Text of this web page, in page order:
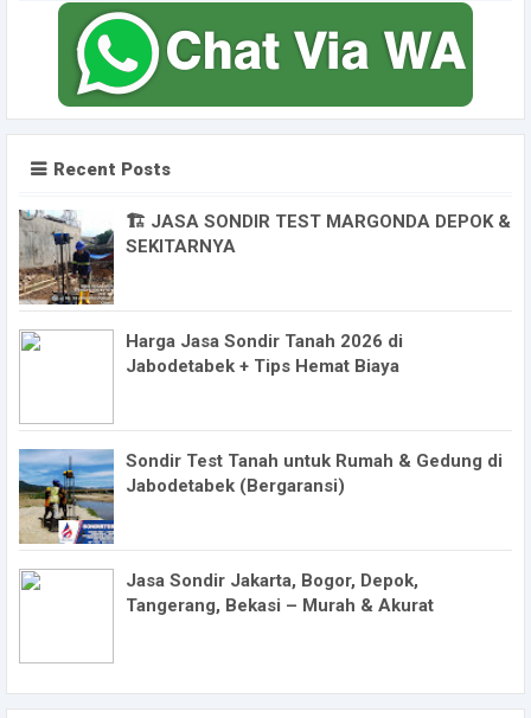
Recent Posts
🏗️ JASA SONDIR TEST MARGONDA DEPOK &
SEKITARNYA
Harga Jasa Sondir Tanah 2026 di
Jabodetabek + Tips Hemat Biaya
Sondir Test Tanah untuk Rumah & Gedung di
Jabodetabek (Bergaransi)
Jasa Sondir Jakarta, Bogor, Depok,
Tangerang, Bekasi – Murah & Akurat